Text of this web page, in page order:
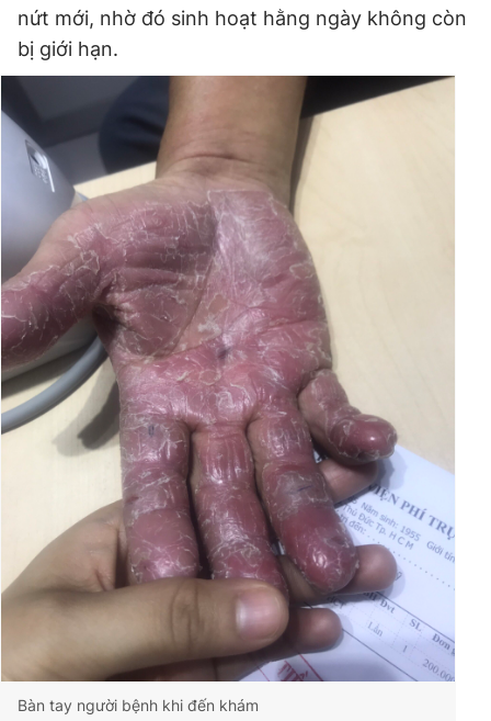
Đặt báo Quảng cáo RSS Tòa soạn Chính sách bảo
Tổng biên tập: Nguyễn Ngọc Toàn
Phó tổng biên tập: Lâm Hiếu Dũng
Tổng thư ký tòa soạn: Đức Trung
Giấy phép xuất bản số 110/GP - BTTTT cấp ngày 24.3.2020
© 2003-2026 Bản quyền thuộc về Báo Thanh Niên. Cấm sao
chép dưới mọi hình thức nếu không có sự chấp thuận bằng văn
bản. Phát triển bởi ePi Technologies, JSC.
nứt mới, nhờ đó sinh hoạt hằng ngày không còn
bị giới hạn.
Bàn tay người bệnh khi đến khám